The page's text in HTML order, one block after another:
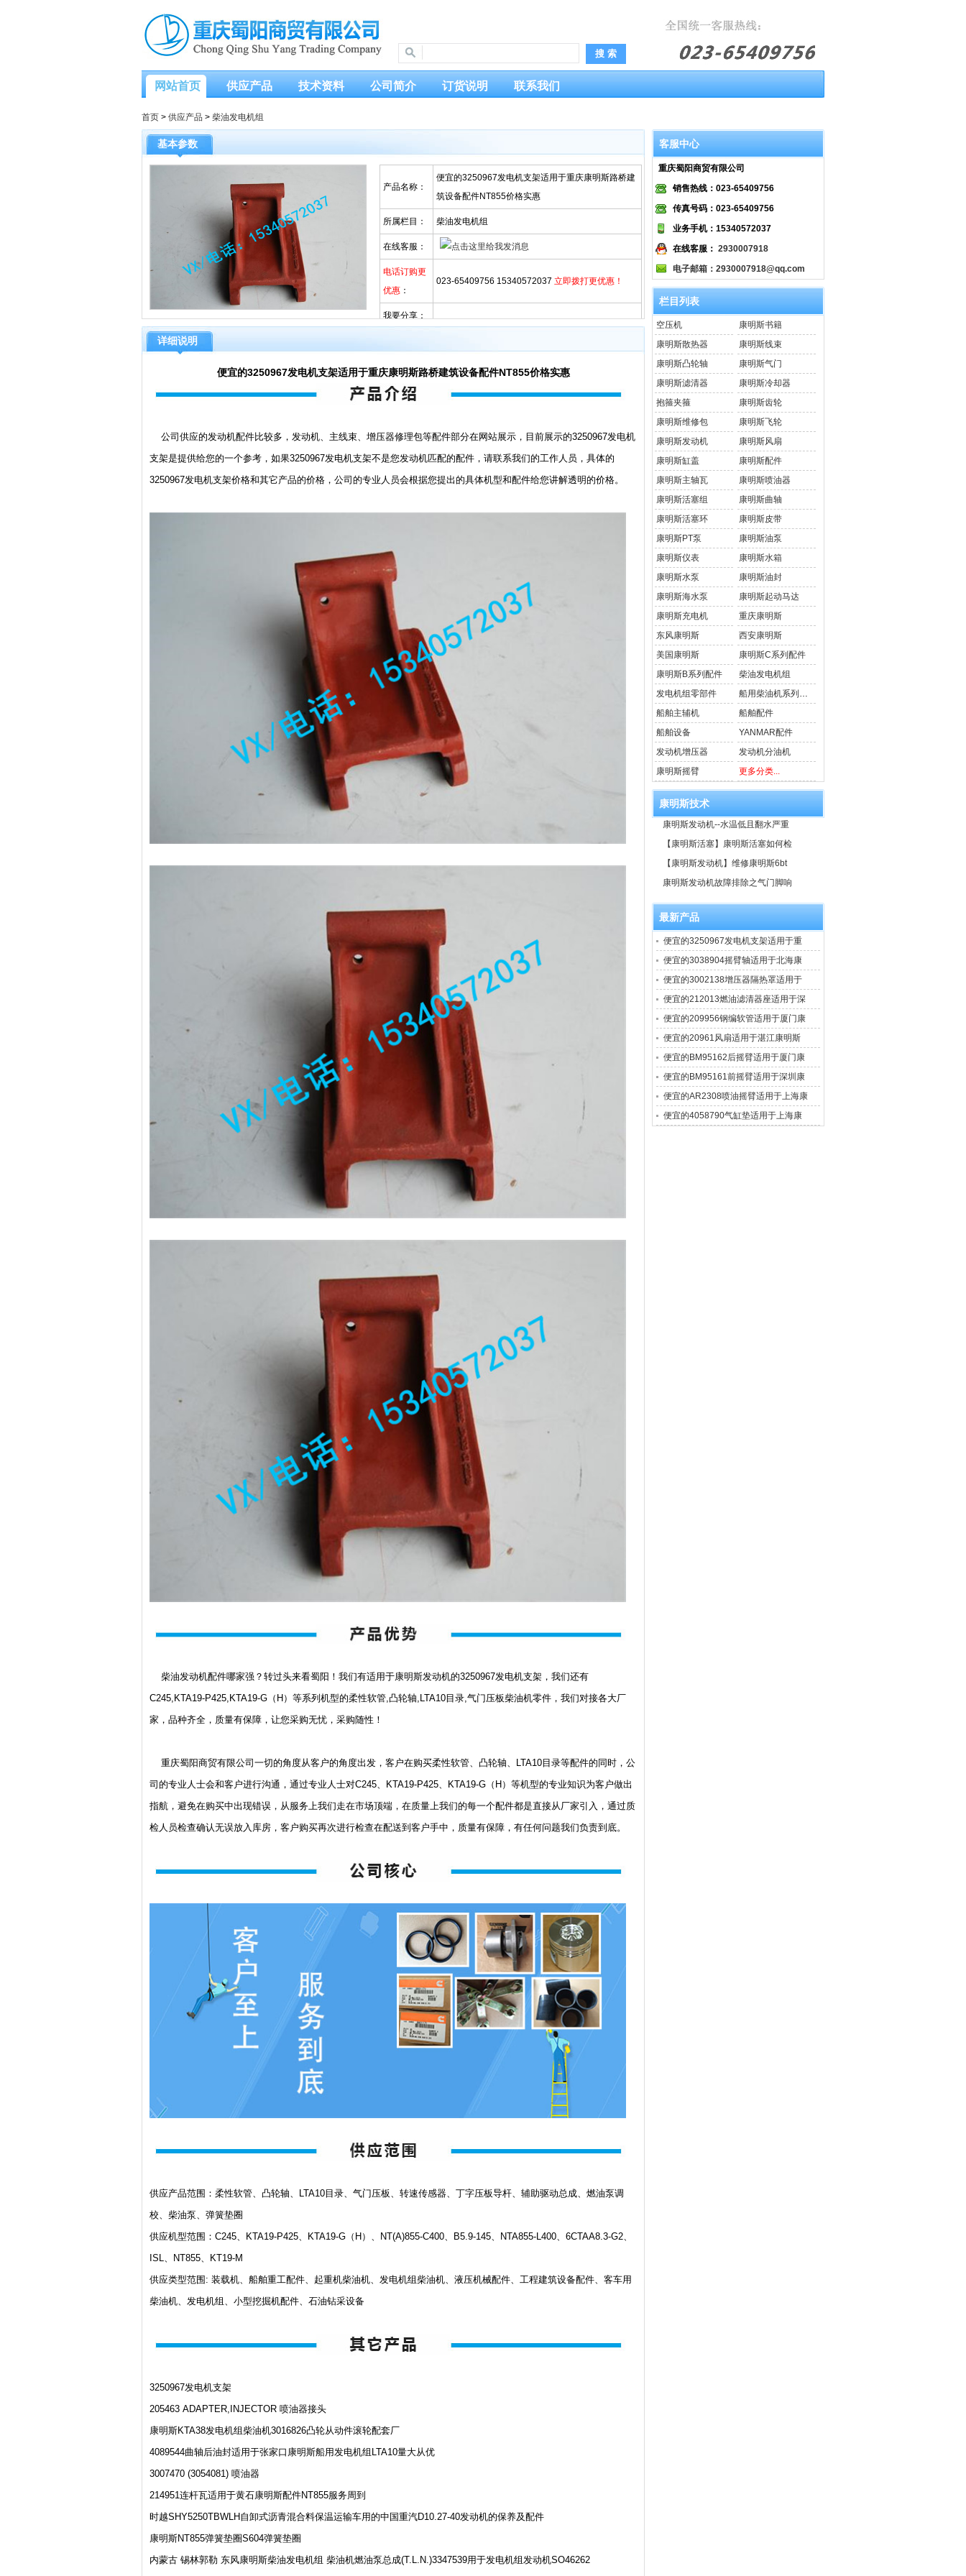
网站首页 供应产品 技术资料 公司简介 订货说明 联系我们
首页 > 供应产品 > 柴油发电机组
基本参数
产品名称：
便宜的3250967发电机支架适用于重庆康明斯路桥建
筑设备配件NT855价格实惠
所属栏目： 柴油发电机组
在线客服：
电话订购更
优惠 ：
023-65409756 15340572037 立即拨打更优惠！
我要分享：
详细说明
便宜的3250967发电机支架适用于重庆康明斯路桥建筑设备配件NT855价格实惠
公司供应的发动机配件比较多，发动机、主线束、增压器修理包等配件部分在网站展示，目前展示的3250967发电机
支架是提供给您的一个参考，如果3250967发电机支架不是您发动机匹配的配件，请联系我们的工作人员，具体的
3250967发电机支架价格和其它产品的价格，公司的专业人员会根据您提出的具体机型和配件给您讲解透明的价格。
柴油发动机配件哪家强？转过头来看蜀阳！我们有适用于康明斯发动机的3250967发电机支架，我们还有
C245,KTA19-P425,KTA19-G（H）等系列机型的柔性软管,凸轮轴,LTA10目录,气门压板柴油机零件，我们对接各大厂
家，品种齐全，质量有保障，让您采购无忧，采购随性！
重庆蜀阳商贸有限公司一切的角度从客户的角度出发，客户在购买柔性软管、凸轮轴、LTA10目录等配件的同时，公
司的专业人士会和客户进行沟通，通过专业人士对C245、KTA19-P425、KTA19-G（H）等机型的专业知识为客户做出
指航，避免在购买中出现错误，从服务上我们走在市场顶端，在质量上我们的每一个配件都是直接从厂家引入，通过质
检人员检查确认无误放入库房，客户购买再次进行检查在配送到客户手中，质量有保障，有任何问题我们负责到底。
供应产品范围：柔性软管、凸轮轴、LTA10目录、气门压板、转速传感器、丁字压板导杆、辅助驱动总成、燃油泵调
校、柴油泵、弹簧垫圈
供应机型范围：C245、KTA19-P425、KTA19-G（H）、NT(A)855-C400、B5.9-145、NTA855-L400、6CTAA8.3-G2、
ISL、NT855、KT19-M
供应类型范围: 装载机、船舶重工配件、起重机柴油机、发电机组柴油机、液压机械配件、工程建筑设备配件、客车用
柴油机、发电机组、小型挖掘机配件、石油钻采设备
3250967发电机支架
205463 ADAPTER,INJECTOR 喷油器接头
康明斯KTA38发电机组柴油机3016826凸轮从动件滚轮配套厂
4089544曲轴后油封适用于张家口康明斯船用发电机组LTA10量大从优
3007470 (3054081) 喷油器
214951连杆瓦适用于黄石康明斯配件NT855服务周到
时越SHY5250TBWLH自卸式沥青混合料保温运输车用的中国重汽D10.27-40发动机的保养及配件
康明斯NT855弹簧垫圈S604弹簧垫圈
内蒙古 锡林郭勒 东风康明斯柴油发电机组 柴油机燃油泵总成(T.L.N.)3347539用于发电机组发动机SO46262
客服中心
重庆蜀阳商贸有限公司
销售热线：023-65409756
传真号码：023-65409756
业务手机：15340572037
在线客服： 2930007918
电子邮箱：2930007918@qq.com
栏目列表
空压机
康明斯书籍
康明斯散热器
康明斯线束
康明斯凸轮轴
康明斯气门
康明斯滤清器
康明斯冷却器
抱箍夹箍
康明斯齿轮
康明斯维修包
康明斯飞轮
康明斯发动机
康明斯风扇
康明斯缸盖
康明斯配件
康明斯主轴瓦
康明斯喷油器
康明斯活塞组
康明斯曲轴
康明斯活塞环
康明斯皮带
康明斯PT泵
康明斯油泵
康明斯仪表
康明斯水箱
康明斯水泵
康明斯油封
康明斯海水泵
康明斯起动马达
康明斯充电机
重庆康明斯
东风康明斯
西安康明斯
美国康明斯
康明斯C系列配件
康明斯B系列配件
柴油发电机组
发电机组零部件
船用柴油机系列配件
船舶主辅机
船舶配件
船舶设备
YANMAR配件
发动机增压器
发动机分油机
康明斯摇臂
更多分类...
康明斯技术
康明斯发动机--水温低且翻水严重
【康明斯活塞】康明斯活塞如何检
【康明斯发动机】维修康明斯6bt
康明斯发动机故障排除之气门脚响
最新产品
便宜的3250967发电机支架适用于重
便宜的3038904摇臂轴适用于北海康
便宜的3002138增压器隔热罩适用于
便宜的212013燃油滤清器座适用于深
便宜的209956钢编软管适用于厦门康
便宜的20961风扇适用于湛江康明斯
便宜的BM95162后摇臂适用于厦门康
便宜的BM95161前摇臂适用于深圳康
便宜的AR2308喷油摇臂适用于上海康
便宜的4058790气缸垫适用于上海康